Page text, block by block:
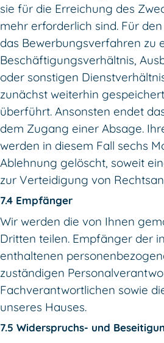
sie für die Erreichung des
mehr erforderlich sind. Für
das Bewerbungsverfahren zu
Beschäftigungsverhältnis,
oder sonstigen
zunächst weiterhin
überführt. Ansonsten endet
dem Zugang einer Absage.
werden in diesem Fall sechs
Ablehnung gelöscht, soweit
zur Verteidigung von
7.4 Empfänger
Wir werden die von Ihnen
Dritten teilen. Empfänger der
enthaltenen
zuständigen
Fachverantwortlichen sowie
unseres Hauses.
7.5 Widerspruchs- und